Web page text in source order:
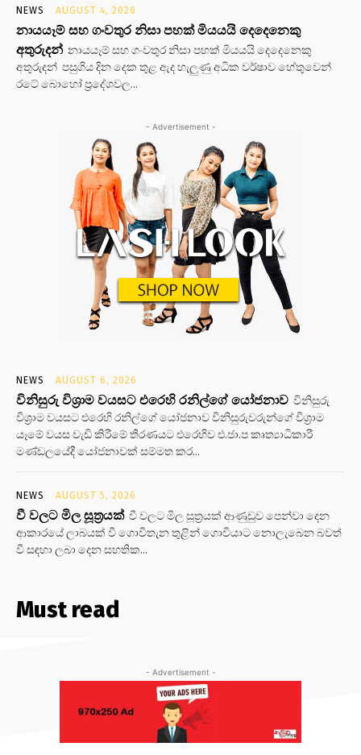
NEWS AUGUST 4, 2026
නායයෑම් සහ ගංවතුර නිසා පහක් මියයයි දෙදෙනෙකු
අතුරුදන් නායයෑම් සහ ගංවතුර නිසා පහක් මියයයි දෙදෙනෙකු
අතුරුදන් පසුගිය දින දෙක තුළ ඇද හැලුණු අධික වර්ෂාව හේතුවෙන්
රටේ බොහෝ ප්‍රදේශවල...
- Advertisement -
NEWS AUGUST 6, 2026
විනිසුරු විශ්‍රාම වයසට එරෙහි රනිල්ගේ යෝජනාව විනිසුරු
විශ්‍රාම වයසට එරෙහි රනිල්ගේ යෝජනාව විනිසුරුවරුන්ගේ විශ්‍රාම
යෑමේ වයස වැඩි කිරීමේ තීරණයට එරෙහිව එ.ජා.ප කෘත්‍යාධිකාරී
මණ්ඩලයේදී යෝජනාවක් සම්මත කර...
NEWS AUGUST 5, 2026
වී වලට මිල සූත්‍රයක් වී වලට මිල සූත්‍රයක් ආණුඩුව පෙන්වා දෙන
ආකාරයේ ලාබයක් වී ගොවිතැන තුළින් ගොවියාට නොලැබෙන බවත්
වී සඳහා ලබා දෙන සහතික...
Must read
- Advertisement -